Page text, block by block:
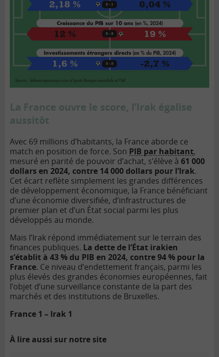
La France ouvre le score, l’Irak égalise
aussitôt
Avec 69 millions d’habitants, la France aborde ce
match en position de force. Son PIB par habitant,
mesuré en parité de pouvoir d’achat, s’élève à 61 000
dollars en 2024, contre 14 000 dollars pour l’Irak.
Cet écart reflète simplement les grandes différences
de développement économique, la France bénéficiant
d’une économie diversifiée, d’infrastructures de
premier plan et d’un État social parmi les plus
développés au monde.
Mais l’Irak répond immédiatement sur le terrain des
finances publiques. La dette de l’État irakien
s’établit à 43 % du PIB en 2024, contre 94 % pour la
France. Ce niveau d’endettement français, parmi les
plus élevés des grandes économies européennes, fait
l’objet d’une surveillance constante de la part des
marchés et des institutions de Bruxelles.
France 1 – Irak 1
À lire aussi sur notre site